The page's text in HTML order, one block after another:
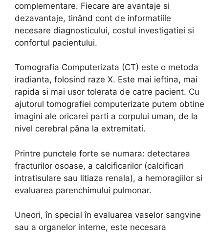
complementare. Fiecare are avantaje si
dezavantaje, tinând cont de informatiile
necesare diagnosticului, costul investigatiei si
confortul pacientului.
Tomografia Computerizata (CT) este o metoda
iradianta, folosind raze X. Este mai ieftina, mai
rapida si mai usor tolerata de catre pacient. Cu
ajutorul tomografiei computerizate putem obtine
imagini ale oricarei parti a corpului uman, de la
nivel cerebral pâna la extremitati.
Printre punctele forte se numara: detectarea
fracturilor osoase, a calcificarilor (calcificari
intratisulare sau litiaza renala), a hemoragiilor si
evaluarea parenchimului pulmonar.
Uneori, în special în evaluarea vaselor sangvine
sau a organelor interne, este necesara